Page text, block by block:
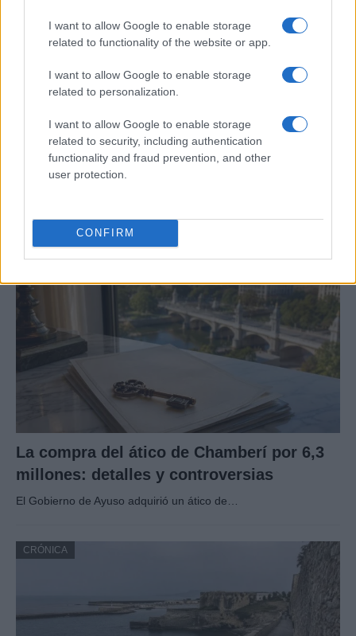
I want to allow Google to enable storage
related to functionality of the website or app.
I want to allow Google to enable storage
related to personalization.
I want to allow Google to enable storage
related to security, including authentication
functionality and fraud prevention, and other
user protection.
CONFIRM
Curso de verano de la Universidad de La
Rioja finaliza con celebración
gastronómica
CRÓNICA
La compra del ático de Chamberí por 6,3
millones: detalles y controversias
El Gobierno de Ayuso adquirió un ático de…
CRÓNICA